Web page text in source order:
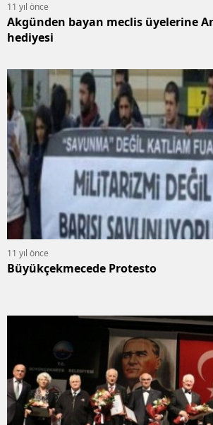
11 yıl önce
Akgünden bayan meclis üyelerine
hediyesi
11 yıl önce
Büyükçekmecede Protesto